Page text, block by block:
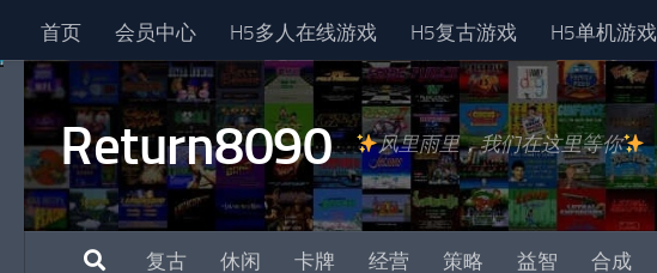
跳至内容
首页 会员中心 H5多人在线游戏 H5复古游戏 H5单机游戏
Return8090 风里雨里，我们在这里等你
复古 休闲 卡牌 经营 策略 益智 合成